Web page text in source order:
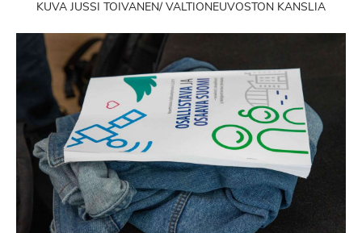
KUVA JUSSI TOIVANEN/ VALTIONEUVOSTON KANSLIA